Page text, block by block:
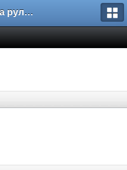
Форум "За рулем"